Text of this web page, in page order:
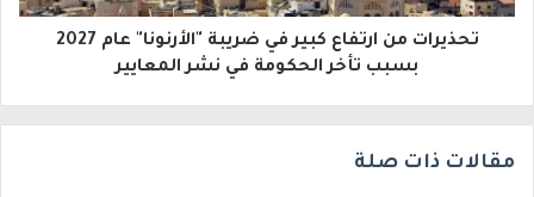
و
تحذيرات من ارتفاع كبير في ضريبة "الأرنونا" عام 2027
بسبب تأخر الحكومة في نشر المعايير
مقالات ذات صلة